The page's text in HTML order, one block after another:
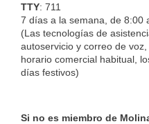
TTY: 711
7 días a la semana, de 8:00
(Las tecnologías de
autoservicio y correo de
horario comercial habitual,
días festivos)
Si no es miembro de